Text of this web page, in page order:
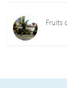
Fruits